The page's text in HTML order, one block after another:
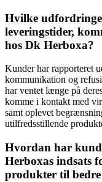
Hvilke
leveringstider,
hos Dk Herboxa?
Kunder har rapporteret
kommunikation og
har ventet længe på
komme i kontakt med
samt oplevet
utilfredsstillende
Hvordan har
Herboxas indsats
produkter til bedre